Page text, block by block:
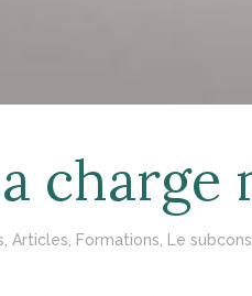
charge
, Articles, Formations,